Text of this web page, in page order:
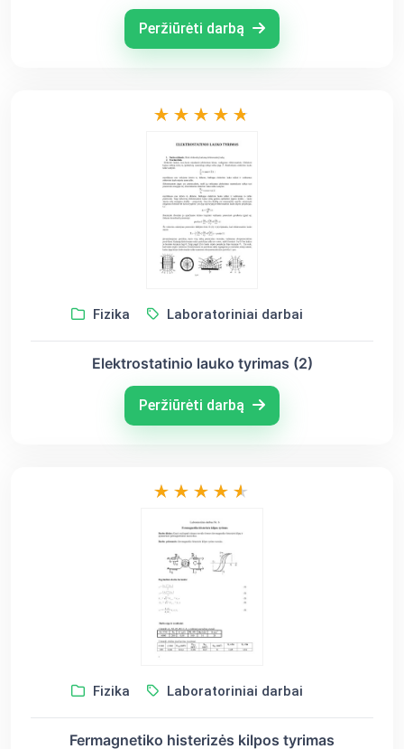
Peržiūrėti darbą
Fizika Laboratoriniai darbai
Elektrostatinio lauko tyrimas (2)
Peržiūrėti darbą
Fizika Laboratoriniai darbai
Fermagnetiko histerizės kilpos tyrimas